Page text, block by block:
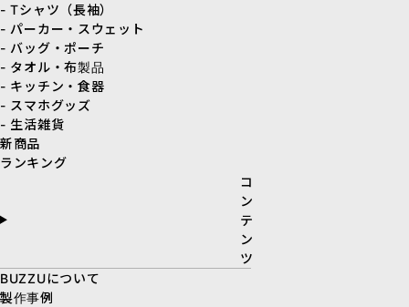
- Tシャツ（長袖）
- パーカー・スウェット
- バッグ・ポーチ
- タオル・布製品
- キッチン・食器
- スマホグッズ
- 生活雑貨
新商品
ランキング
コ
ン
テ
ン
ツ
BUZZUについて
製作事例